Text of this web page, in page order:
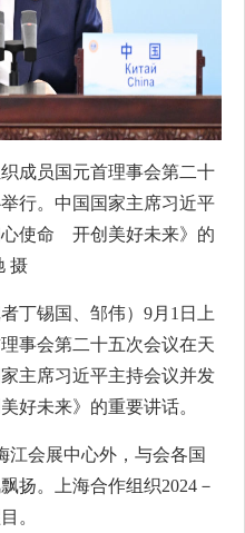
成员国元首理事会第二十
行。中国国家主席习近平
心使命 开创美好未来》的
摄
丁锡国、邹伟）9月1日上
事会第二十五次会议在天
主席习近平主持会议并发
好未来》的重要讲话。
江会展中心外，与会各国
扬。上海合作组织2024－
。